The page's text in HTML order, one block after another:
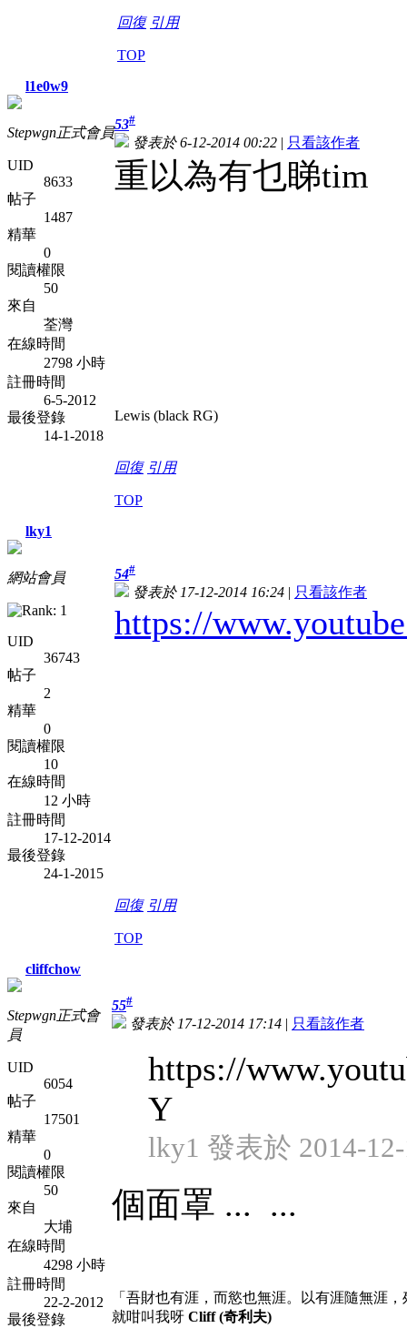
回復 引用
TOP
l1e0w9
Stepwgn正式會員
UID
8633
帖子
1487
精華
0
閱讀權限
50
來自
荃灣
在線時間
2798 小時
註冊時間
6-5-2012
最後登錄
14-1-2018
53#
發表於 6-12-2014 00:22 | 只看該作者
重以為有乜睇tim
Lewis (black RG)
回復 引用
TOP
lky1
網站會員
UID
36743
帖子
2
精華
0
閱讀權限
10
在線時間
12 小時
註冊時間
17-12-2014
最後登錄
24-1-2015
54#
發表於 17-12-2014 16:24 | 只看該作者
https://
回復 引用
TOP
cliffchow
Stepwgn正式會
員
UID
6054
帖子
17501
精華
0
閱讀權限
50
來自
大埔
在線時間
4298 小時
註冊時間
22-2-2012
最後登錄
55#
發表於 17-12-2014 17:14 | 只看該作者
https://
Y
lky1 發表於 2014-
個面罩 ... ...
「吾財也有涯，而慾也無涯。以有涯隨無涯，
就咁叫我呀 Cliff (奇利夫)